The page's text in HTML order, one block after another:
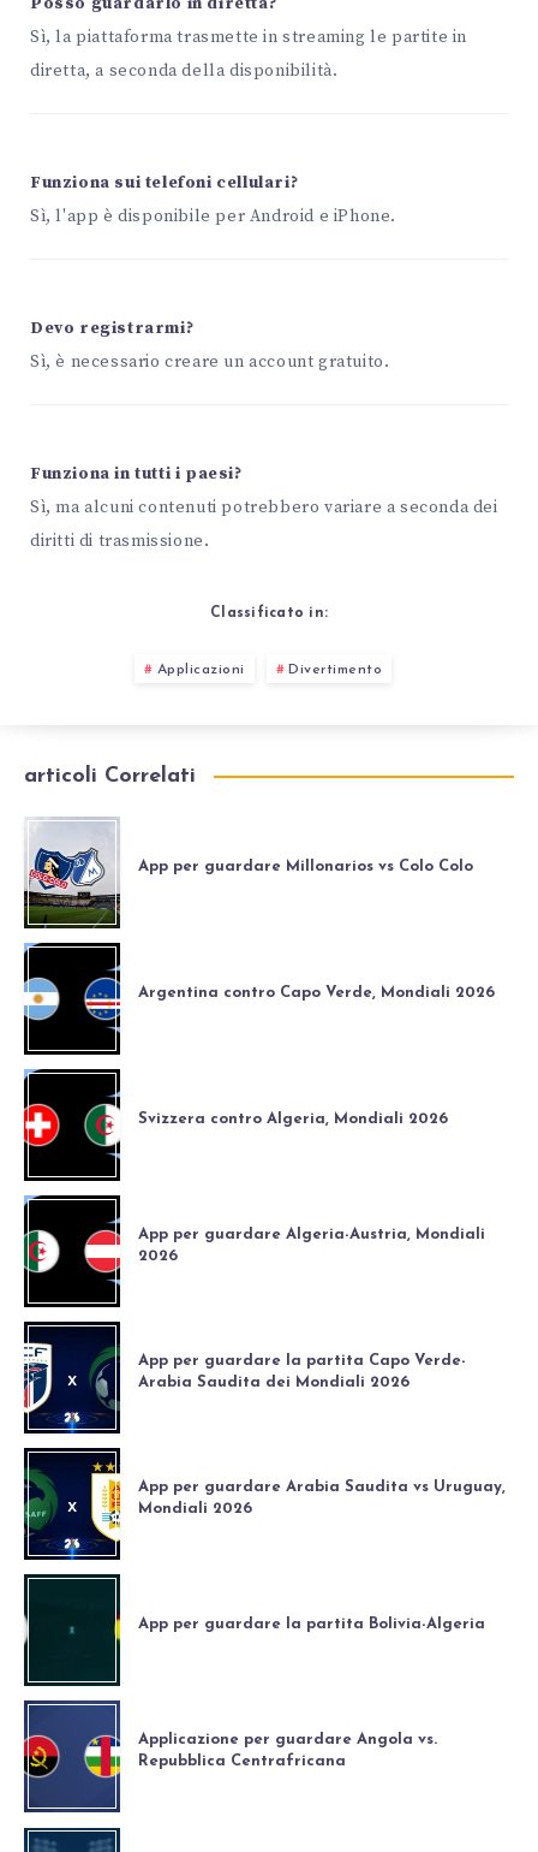
Sì, la piattaforma trasmette in streaming le partite in
diretta, a seconda della disponibilità.
Funziona sui telefoni cellulari?
Sì, l'app è disponibile per Android e iPhone.
Devo registrarmi?
Sì, è necessario creare un account gratuito.
Funziona in tutti i paesi?
Sì, ma alcuni contenuti potrebbero variare a seconda dei
diritti di trasmissione.
Classificato in:
Applicazioni Divertimento
articoli Correlati
App per guardare Millonarios vs Colo Colo
Argentina contro Capo Verde, Mondiali 2026
Svizzera contro Algeria, Mondiali 2026
App per guardare Algeria-Austria, Mondiali
2026
App per guardare la partita Capo Verde-
Arabia Saudita dei Mondiali 2026
App per guardare Arabia Saudita vs Uruguay,
Mondiali 2026
App per guardare la partita Bolivia-Algeria
Applicazione per guardare Angola vs.
Repubblica Centrafricana